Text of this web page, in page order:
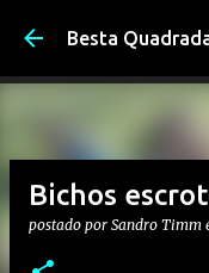
Pular
Besta
Bichos
postado por Sandro Timm